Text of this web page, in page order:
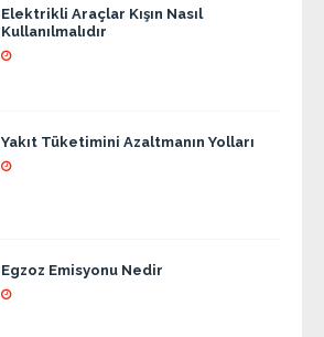
Elektrikli Araçlar Kışın Nasıl
Kullanılmalıdır
Yakıt Tüketimini Azaltmanın Yolları
Egzoz Emisyonu Nedir